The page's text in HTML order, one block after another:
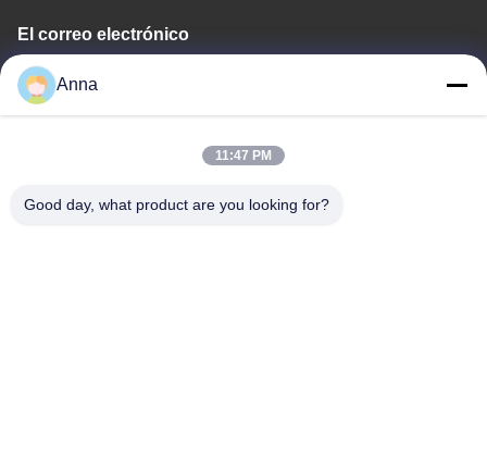
El correo electrónico
wfmbeide@163.com
Nuestra dirección
Anna
11:47 PM
Good day, what product are you looking for?